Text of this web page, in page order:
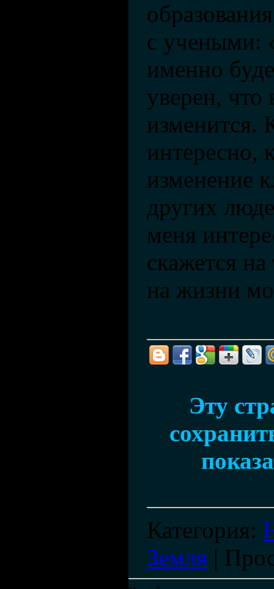
с учеными:
именно
уверен, что
изменится.
интересно,
изменение
других
меня
скажется
на жизни
Эту
Категория:
Земля |